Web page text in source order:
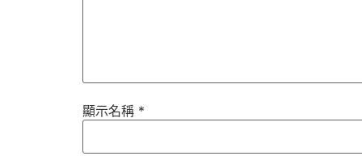
顯示名稱 *